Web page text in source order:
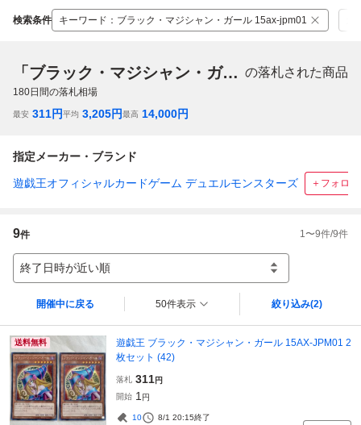
検索条件 キーワード ： ブラック・マジシャン・ガール 15ax-jpm01
「ブラック・マジシャン・ガール 15ax-jpm01」 の落札された商品
180日間の落札相場
最安 311円平均 3,205円最高 14,000円
指定メーカー・ブランド
遊戯王オフィシャルカードゲーム デュエルモンスターズ ＋フォロー
9件 1 〜9件/9件
終了日時が近い順
開催中に戻る 50件表示 絞り込み(2)
送料無料
遊戯王 ブラック・マジシャン・ガール 15AX-JPM01 2
枚セット (42)
落札 311円
開始 1 円
10 8/1 20:15終了